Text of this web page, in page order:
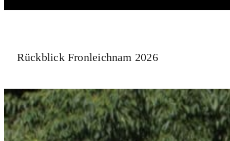
Rückblick Fronleichnam 2026